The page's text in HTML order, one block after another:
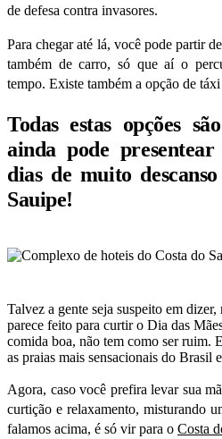
de defesa contra invasores.
Para chegar até lá, você pode partir
também de carro, só que aí o
tempo. Existe também a opção de táxi
Todas estas opções
ainda pode
dias de muito
Sauipe!
Talvez a gente seja suspeito em
parece feito para curtir o Dia das
comida boa, não tem como ser ruim.
as praias mais sensacionais do Brasil
Agora, caso você prefira levar sua
curtição e relaxamento, misturando
falamos acima, é só vir para o Costa